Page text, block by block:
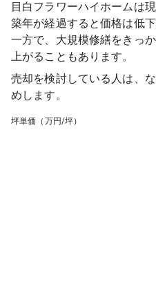
目白フラワーハイホーム は
築年が経過すると価格は低
一方で、大規模修繕をきっ
上がることもあります。
売却を検討している人は、
めします。
坪単価（万円/坪）